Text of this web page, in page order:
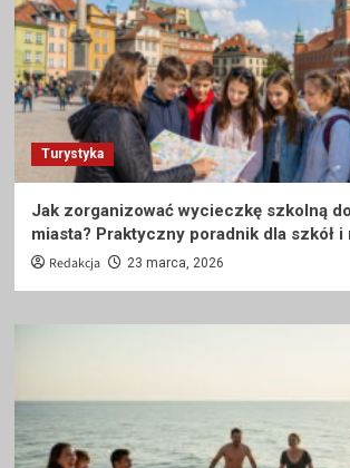
Turystyka
Jak zorganizować wycieczkę szkolną
miasta? Praktyczny poradnik dla szkół
Redakcja 23 marca, 2026